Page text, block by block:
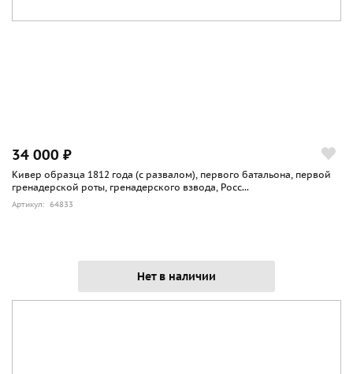
34 000 ₽
Кивер образца 1812 года (с развалом), первого батальона, первой
гренадерской роты, гренадерского взвода, Росс...
Артикул: 64833
Нет в наличии